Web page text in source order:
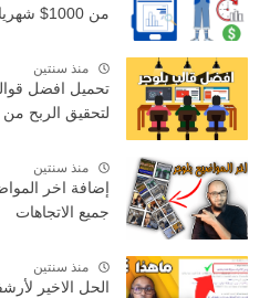
من 1000$ شهريا
منذ سنتين
لتحقيق الربح
منذ سنتين
إضافة اخر
جميع الاتجاهات
منذ سنتين